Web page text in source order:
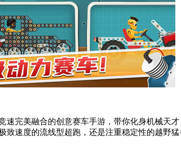
速完美融合的创意赛车手游，带你化身机械天
致速度的流线型超跑，还是注重稳定性的越野